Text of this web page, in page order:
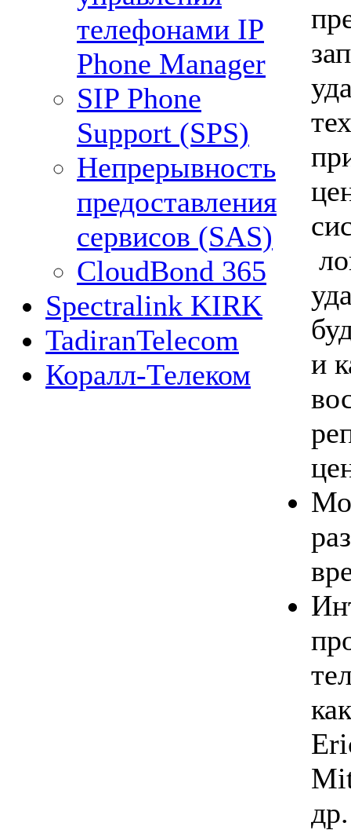
телефонами IP
Phone Manager
SIP Phone
Support (SPS)
Непрерывность
предоставления
сервисов (SAS)
CloudBond 365
Spectralink KIRK
TadiranTelecom
Коралл-Телеком
и